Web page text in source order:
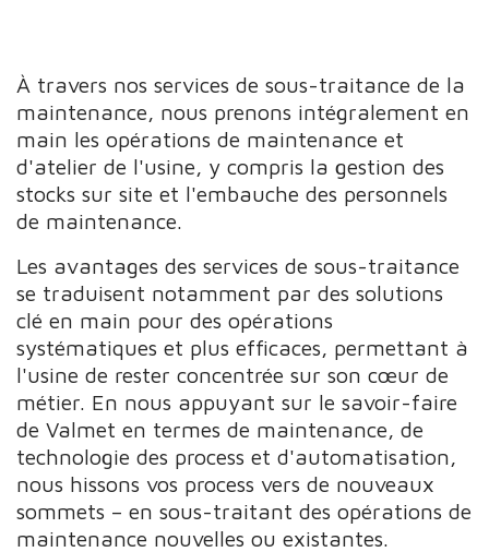
À travers nos services de sous-traitance de la
maintenance, nous prenons intégralement en
main les opérations de maintenance et
d'atelier de l'usine, y compris la gestion des
stocks sur site et l'embauche des personnels
de maintenance.
Les avantages des services de sous-traitance
se traduisent notamment par des solutions
clé en main pour des opérations
systématiques et plus efficaces, permettant à
l'usine de rester concentrée sur son cœur de
métier. En nous appuyant sur le savoir-faire
de Valmet en termes de maintenance, de
technologie des process et d'automatisation,
nous hissons vos process vers de nouveaux
sommets – en sous-traitant des opérations de
maintenance nouvelles ou existantes.